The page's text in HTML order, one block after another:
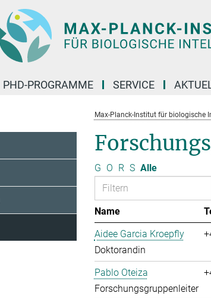
PHD-PROGRAMME SERVICE
Max-Planck-Institut für biologische
G O R S Alle
Name
Aidee Garcia Kroepfly
Doktorandin
Pablo Oteiza
Forschungsgruppenleiter